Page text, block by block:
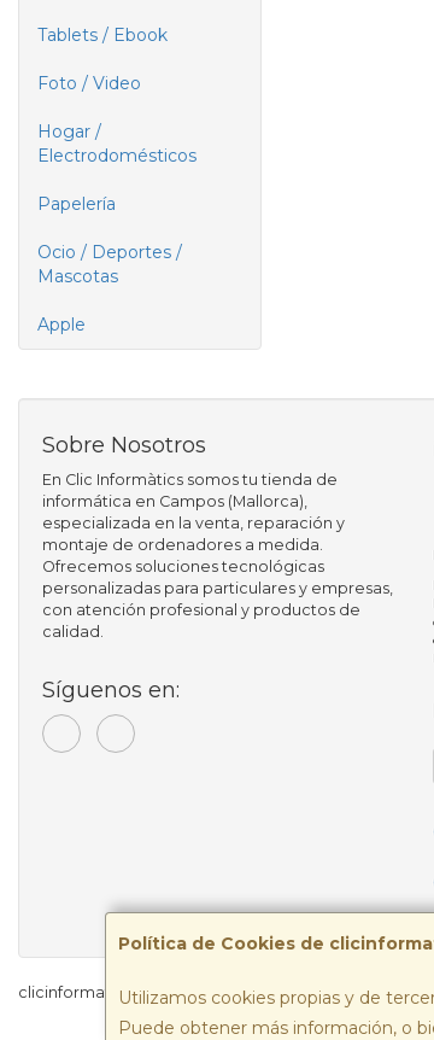
Tablets / Ebook
Foto / Video
Hogar /
Electrodomésticos
Papelería
Ocio / Deportes /
Mascotas
Apple
Política de Cookies de
Utilizamos cookies propias y de
Puede obtener más información, o
Sobre Nosotros
En Clic Informàtics somos tu tienda de
informática en Campos (Mallorca),
especializada en la venta, reparación y
montaje de ordenadores a medida.
Ofrecemos soluciones tecnológicas
personalizadas para particulares y empresas,
con atención profesional y productos de
calidad.
Síguenos en:
clicinformatics.com © 2026